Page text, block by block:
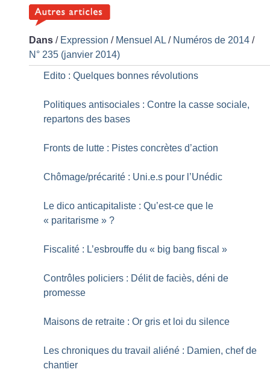
Dans / Expression / Mensuel AL / Numéros de 2014 /
N° 235 (janvier 2014)
Edito : Quelques bonnes révolutions
Politiques antisociales : Contre la casse sociale,
repartons des bases
Fronts de lutte : Pistes concrètes d’action
Chômage/précarité : Uni.e.s pour l’Unédic
Le dico anticapitaliste : Qu’est-ce que le
« paritarisme » ?
Fiscalité : L’esbrouffe du « big bang fiscal »
Contrôles policiers : Délit de faciès, déni de
promesse
Maisons de retraite : Or gris et loi du silence
Les chroniques du travail aliéné : Damien, chef de
chantier